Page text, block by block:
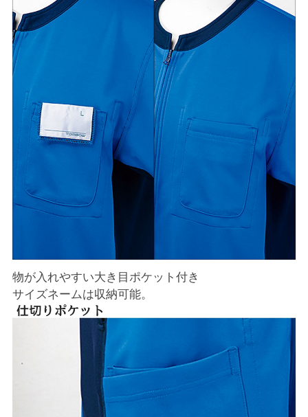
物が入れやすい大き目ポケット付き
サイズネームは収納可能。